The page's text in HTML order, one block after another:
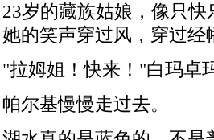
23岁的藏族姑娘，像只
她的笑声穿过风，穿过
"拉姆姐！快来！ "白玛卓
帕尔基慢慢走过去。